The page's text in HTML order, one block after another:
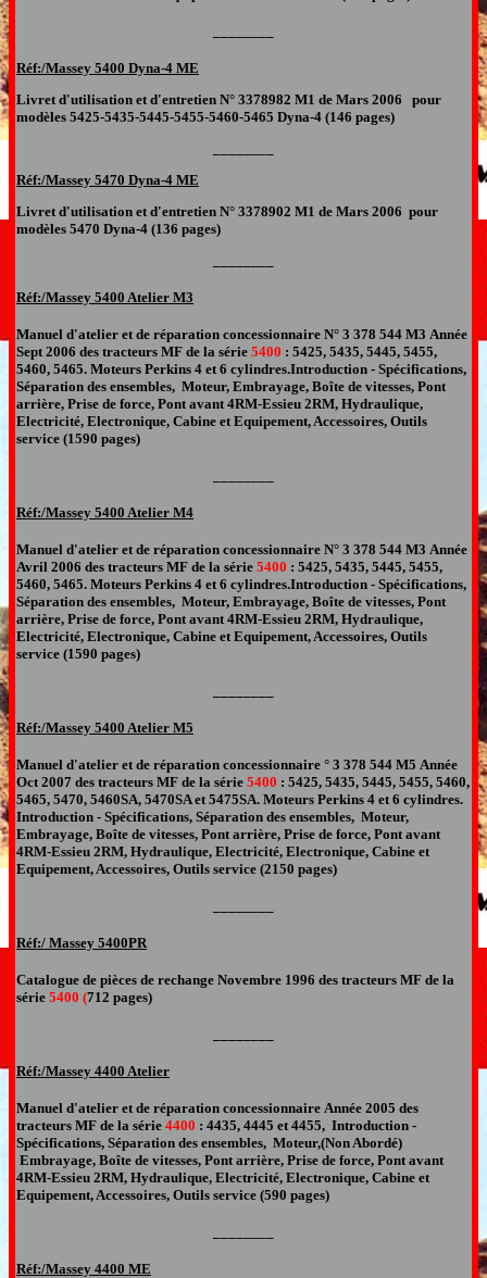
Réf:/Massey 5400 Dyna-4 ME
Livret d'utilisation et d'entretien N° 3378982 M1 de Mars 2006 pour
modèles 5425-5435-5445-5455-5460-5465 Dyna-4 (146 pages)
Réf:/Massey 5470 Dyna-4 ME
Livret d'utilisation et d'entretien N° 3378902 M1 de Mars 2006 pour
modèles 5470 Dyna-4 (136 pages)
Réf:/Massey 5400 Atelier M3
Manuel d'atelier et de réparation concessionnaire N° 3 378 544 M3 Année
Sept 2006 des tracteurs MF de la série 5400 : 5425, 5435, 5445, 5455,
5460, 5465. Moteurs Perkins 4 et 6 cylindres.Introduction - Spécifications,
Séparation des ensembles, Moteur, Embrayage, Boîte de vitesses, Pont
arrière, Prise de force, Pont avant 4RM-Essieu 2RM, Hydraulique,
Electricité, Electronique, Cabine et Equipement, Accessoires, Outils
service (1590 pages)
Réf:/Massey 5400 Atelier M4
Manuel d'atelier et de réparation concessionnaire N° 3 378 544 M3 Année
Avril 2006 des tracteurs MF de la série 5400 : 5425, 5435, 5445, 5455,
5460, 5465. Moteurs Perkins 4 et 6 cylindres.Introduction - Spécifications,
Séparation des ensembles, Moteur, Embrayage, Boîte de vitesses, Pont
arrière, Prise de force, Pont avant 4RM-Essieu 2RM, Hydraulique,
Electricité, Electronique, Cabine et Equipement, Accessoires, Outils
service (1590 pages)
Réf:/Massey 5400 Atelier M5
Manuel d'atelier et de réparation concessionnaire ° 3 378 544 M5 Année
Oct 2007 des tracteurs MF de la série 5400 : 5425, 5435, 5445, 5455, 5460,
5465, 5470, 5460SA, 5470SA et 5475SA. Moteurs Perkins 4 et 6 cylindres.
Introduction - Spécifications, Séparation des ensembles, Moteur,
Embrayage, Boîte de vitesses, Pont arrière, Prise de force, Pont avant
4RM-Essieu 2RM, Hydraulique, Electricité, Electronique, Cabine et
Equipement, Accessoires, Outils service (2150 pages)
Réf:/ Massey 5400PR
Catalogue de pièces de rechange Novembre 1996 des tracteurs MF de la
série 5400 (712 pages)
Réf:/Massey 4400 Atelier
Manuel d'atelier et de réparation concessionnaire Année 2005 des
tracteurs MF de la série 4400 : 4435, 4445 et 4455, Introduction -
Spécifications, Séparation des ensembles, Moteur,(Non Abordé)
Embrayage, Boîte de vitesses, Pont arrière, Prise de force, Pont avant
4RM-Essieu 2RM, Hydraulique, Electricité, Electronique, Cabine et
Equipement, Accessoires, Outils service (590 pages)
Réf:/Massey 4400 ME